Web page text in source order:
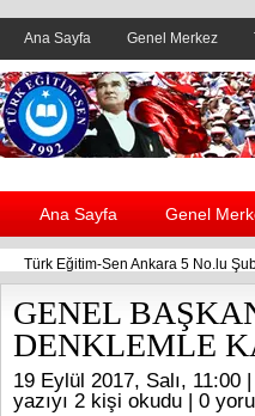
Ana Sayfa Genel Merkez
Ana Sayfa Genel
Türk Eğitim-Sen Ankara 5 No.lu
GENEL
DENKLEMLE
19 Eylül 2017, Salı, 11:00 |
yazıyı 2 kişi okudu | 0